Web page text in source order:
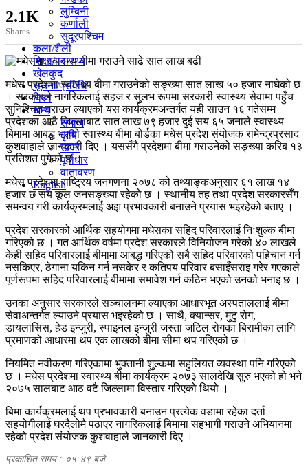
लुम्बिनी
कर्णाली
सुदूरपश्चिम
कला/शैली
शिक्षा/स्वास्थ्य
खेलकुद
सूचना/प्रविधि
विश्व
अन्य
समाज
कृषि
ऊर्जा
पूर्वाधार
वातावरण
English
2.1K
Shares
मधेस प्रदेशमा स्वास्थ्य बीमा गराउनेको सङ्ख्या सात लाख ५० हजार नाघेको छ
। सरकारले नागरिकलाई सहज र सुलभ रूपमा सरकारी स्वास्थ्य सेवामा पहुँच
सुनिश्चित गराउन ल्याएको यस कार्यक्रमअन्तर्गत यही साउन १६ गतेसम्म
प्रदेशका आठै जिल्लाबाट सात लाख ७९ हजार दुई सय ६५ जनाले स्वास्थ्य
बिमामा आबद्ध भएको स्वास्थ्य बीमा बोर्डका मधेस प्रदेश संयोजक रामेन्द्रप्रसाद
कुशवाहाले जानकारी दिए । यससँगै प्रदेशमा बीमा गराउनेको सङ्ख्या करिब १३
प्रतिशत पुगेको छ ।
मधेस प्रदेशमा राष्ट्रिय जनगणना २०७८ को तथ्याङ्कअनुसार ६१ लाख १४
हजार छ सय कूल जनसङ्ख्या रहेको छ । स्थानीय तह तथा प्रदेश सरकारसँग
समन्वय गरी कार्यक्रमलाई अझ प्रभावकारी बनाउने प्रयास भइरहेको बताए ।
प्रदेश सरकारको आर्थिक सहयोगमा मधेसका सहिद परिवारलाई निःशुल्क बीमा
गरिएको छ । गत आर्थिक वर्षमा प्रदेश सरकारले विनियोजन गरेको ४० लाखले
केही सहिद परिवारलाई बीमामा आबद्ध गरिएको सबै सहिद परिवारको पहिचान गर्न
नसकिएर, ठेगाना यकिन गर्न नसकेर र कतिपय परिवार बसाइँसराइ गरेर गएकाले
पूर्णरूपमा सहिद परिवारलाई बीमामा समावेश गर्न कठिन भएको उनको भनाइ छ ।
उनका अनुसार सरकारले सञ्चालनमा ल्याएका आधारभूत अस्पताललाई बीमा
सेवाअन्तर्गत ल्याउने प्रयास भइरहेको छ । साथै, क्यान्सर, मुटु रोग,
डायलासिस, हेड इन्जुरी, स्पाइनल इन्जुरी जस्ता जटिल रोगका बिरामीका लागि
प्रमाणको आधारमा थप एक लाखको बीमा सीमा थप गरिएको छ ।
नियमित नवीकरण गरिएकामा भुक्तानी शुल्कमा सहुलियत व्यवस्था पनि गरिएको
छ । मधेस प्रदेशमा स्वास्थ्य बीमा कार्यक्रम २०७३ सालदेखि सुरु भएको हो भने
२०७५ सालबाट आठ वटै जिल्लामा विस्तार गरिएको थियो ।
बिमा कार्यक्रमलाई थप प्रभावकारी बनाउन प्रत्येक वडामा रहेका दर्ता
सहयोगीलाई घरदैलोमै पठाएर नागरिकलाई बिमामा सहभागी गराउने अभियानमा
रहेको प्रदेश संयोजक कुशवाहाले जानकारी दिए ।
प्रकाशित समय : ०५:४९ बजे